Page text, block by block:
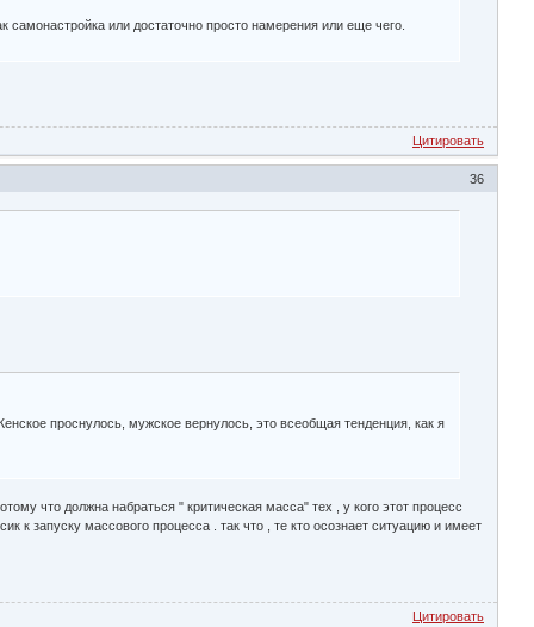
или достаточно просто намерения или еще чего.
Цитировать
36
проснулось, мужское вернулось, это всеобщая тенденция, как я
что должна набраться " критическая масса" тех , у кого этот процесс
к запуску массового процесса . так что , те кто осознает ситуацию и имеет
Цитировать